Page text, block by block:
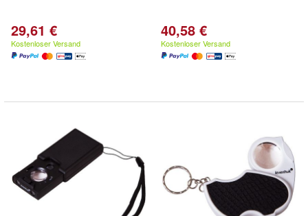
29,61 €
Kostenloser Versand
40,58 €
Kostenloser Versand